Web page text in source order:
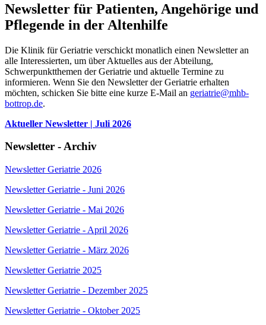
Newsletter für Patienten, Angehörige und
Pflegende in der Altenhilfe
Die Klinik für Geriatrie verschickt monatlich einen Newsletter an
alle Interessierten, um über Aktuelles aus der Abteilung,
Schwerpunktthemen der Geriatrie und aktuelle Termine zu
informieren. Wenn Sie den Newsletter der Geriatrie erhalten
möchten, schicken Sie bitte eine kurze E-Mail an geriatrie@mhb-
bottrop.de.
Aktueller Newsletter | Juli 2026
Newsletter - Archiv
Newsletter Geriatrie 2026
Newsletter Geriatrie - Juni 2026
Newsletter Geriatrie - Mai 2026
Newsletter Geriatrie - April 2026
Newsletter Geriatrie - März 2026
Newsletter Geriatrie 2025
Newsletter Geriatrie - Dezember 2025
Newsletter Geriatrie - Oktober 2025